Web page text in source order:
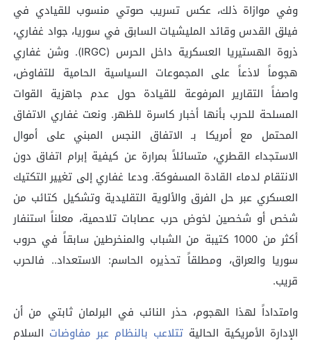
وفي موازاة ذلك، عكس تسريب صوتي منسوب للقيادي في
فيلق القدس وقائد المليشيات السابق في سوريا، جواد غفاري،
ذروة الهستيريا العسكرية داخل الحرس (IRGC). وشن غفاري
هجوماً لاذعاً على المجموعات السياسية الحامية للتفاوض،
واصفاً التقارير المرفوعة للقيادة حول عدم جاهزية القوات
المسلحة للحرب بأنها أخبار كاسرة للظهر. ونعت غفاري الاتفاق
المحتمل مع أمريكا بـ الاتفاق النجس المبني على أموال
الاستجداء القطري، متسائلاً بمرارة عن كيفية إبرام اتفاق دون
الانتقام لدماء القادة المسفوكة. ودعا غفاري إلى تغيير التكتيك
العسكري عبر حل الفرق والألوية التقليدية وتشكيل كتائب من
شخص أو شخصين لخوض حرب عصابات تلاحمية، معلناً استنفار
أكثر من 1000 كتيبة من الشباب والمنخرطين سابقاً في حروب
سوريا والعراق، ومطلقاً تحذيره الحاسم: الاستعداد.. فالحرب
قريب.
وامتداداً لهذا الهجوم، حذر النائب في البرلمان ثابتي من أن
الإدارة الأمريكية الحالية تتلاعب بالنظام عبر مفاوضات السلام